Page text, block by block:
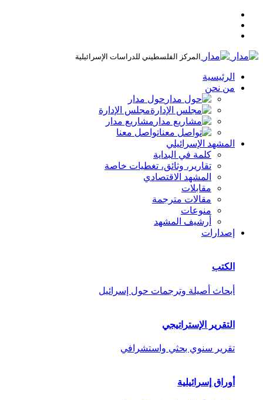
المركز الفلسطيني للدراسات الإسرائيلية
الرئيسية
من نحن
حول مدار
مجلس الإدارة
مشاريع مدار
تواصل معنا
المشهد الإسرائيلي
كلمة في البداية
تقارير، وثائق، تغطيات خاصة
المشهد الاقتصادي
مقابلات
مقالات مترجمة
منوعات
أرشيف المشهد
إصدارات
الكتب
أبحاث أصيلة وترجمات حول إسرائيل
التقرير الإستراتيجي
تقرير سنوي بحثي واستشرافي
أوراق إسرائيلية